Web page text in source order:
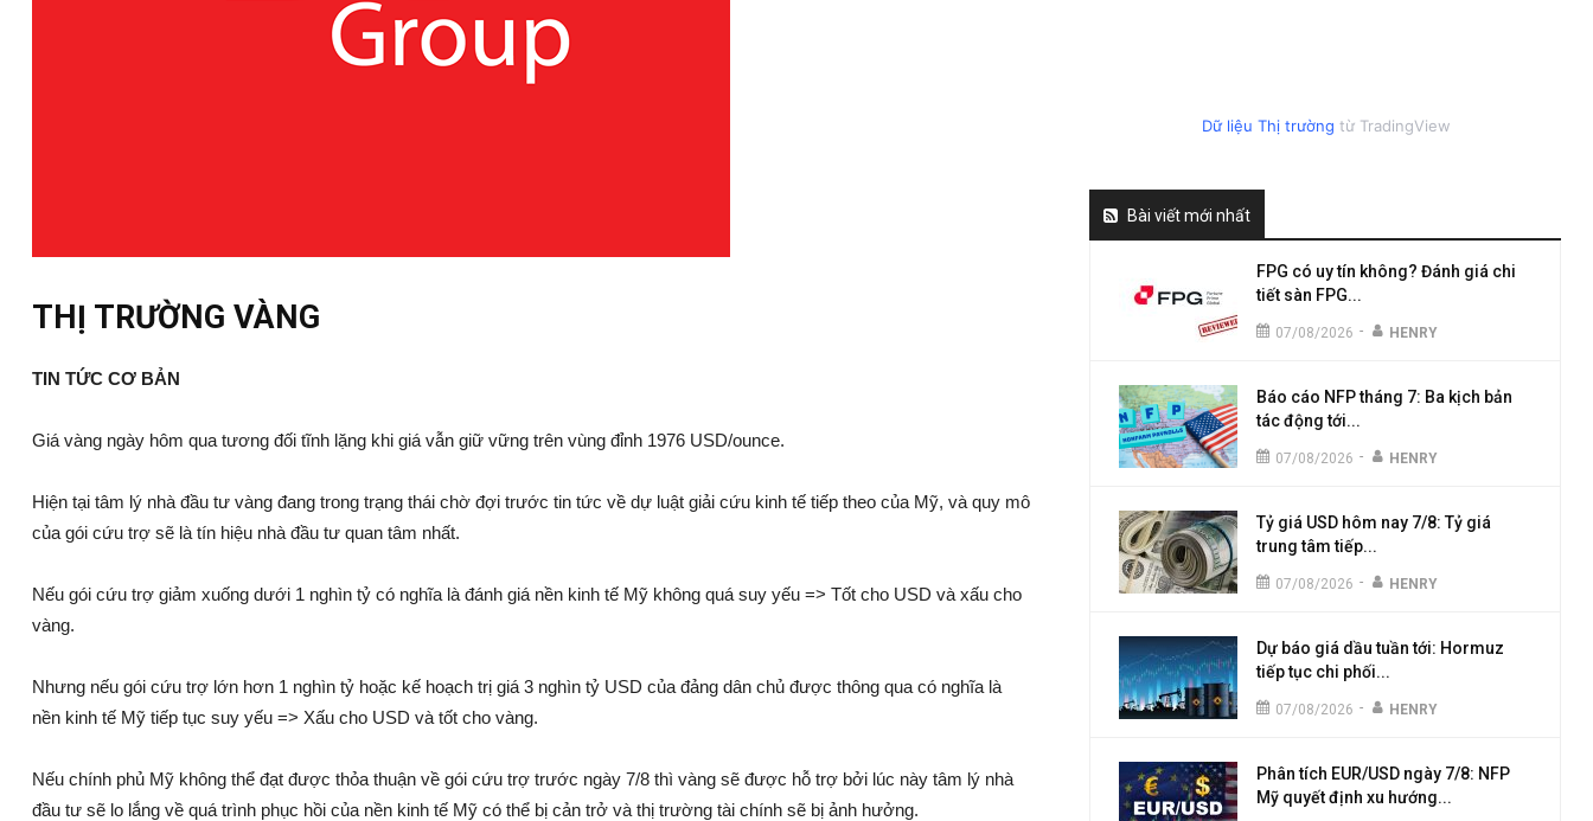
THỊ TRƯỜNG VÀNG
TIN TỨC CƠ BẢN
Giá vàng ngày hôm qua tương đối tĩnh lặng khi giá vẫn giữ vững trên vùng đỉnh 1976 USD/ounce.
Hiện tại tâm lý nhà đầu tư vàng đang trong trạng thái chờ đợi trước tin tức về dự luật giải cứu kinh tế tiếp theo của Mỹ, và quy mô
của gói cứu trợ sẽ là tín hiệu nhà đầu tư quan tâm nhất.
Nếu gói cứu trợ giảm xuống dưới 1 nghìn tỷ có nghĩa là đánh giá nền kinh tế Mỹ không quá suy yếu => Tốt cho USD và xấu cho
vàng.
Nhưng nếu gói cứu trợ lớn hơn 1 nghìn tỷ hoặc kế hoạch trị giá 3 nghìn tỷ USD của đảng dân chủ được thông qua có nghĩa là
nền kinh tế Mỹ tiếp tục suy yếu => Xấu cho USD và tốt cho vàng.
Nếu chính phủ Mỹ không thể đạt được thỏa thuận về gói cứu trợ trước ngày 7/8 thì vàng sẽ được hỗ trợ bởi lúc này tâm lý nhà
đầu tư sẽ lo lắng về quá trình phục hồi của nền kinh tế Mỹ có thể bị cản trở và thị trường tài chính sẽ bị ảnh hưởng.
Dữ liệu Thị trường từ TradingView
Bài viết mới nhất
FPG có uy tín không? Đánh giá chi
tiết sàn FPG...
07/08/2026 - HENRY
Báo cáo NFP tháng 7: Ba kịch bản
tác động tới...
07/08/2026 - HENRY
Tỷ giá USD hôm nay 7/8: Tỷ giá
trung tâm tiếp...
07/08/2026 - HENRY
Dự báo giá dầu tuần tới: Hormuz
tiếp tục chi phối...
07/08/2026 - HENRY
Phân tích EUR/USD ngày 7/8: NFP
Mỹ quyết định xu hướng...